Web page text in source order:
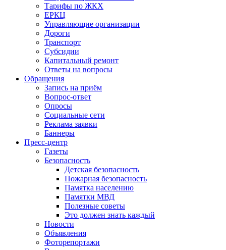
Тарифы по ЖКХ
ЕРКЦ
Управляющие организации
Дороги
Транспорт
Субсидии
Капитальный ремонт
Ответы на вопросы
Обращения
Запись на приём
Вопрос-ответ
Опросы
Социальные сети
Реклама заявки
Баннеры
Пресс-центр
Газеты
Безопасность
Детская безопасность
Пожарная безопасность
Памятка населению
Памятки МВД
Полезные советы
Это должен знать каждый
Новости
Объявления
Фоторепортажи